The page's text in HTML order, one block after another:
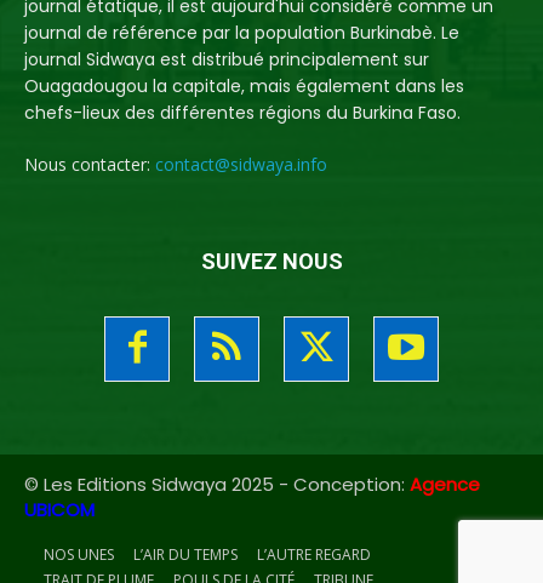
journal étatique, il est aujourd'hui considéré comme un
journal de référence par la population Burkinabè. Le
journal Sidwaya est distribué principalement sur
Ouagadougou la capitale, mais également dans les
chefs-lieux des différentes régions du Burkina Faso.
Nous contacter: contact@sidwaya.info
SUIVEZ NOUS
© Les Editions Sidwaya 2025 - Conception: Agence
UBICOM
NOS UNES L’AIR DU TEMPS
L’AUTRE REGARD